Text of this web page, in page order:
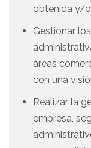
obtenida y/
Gestionar
áreas
con una
Realizar la
empresa,